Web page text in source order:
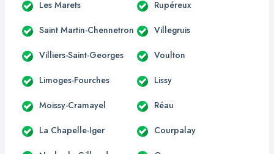
Les Marets Rupéreux
Saint Martin-Chennetron Villegruis
Villiers-Saint-Georges Voulton
Limoges-Fourches Lissy
Moissy-Cramayel Réau
La Chapelle-Iger Courpalay